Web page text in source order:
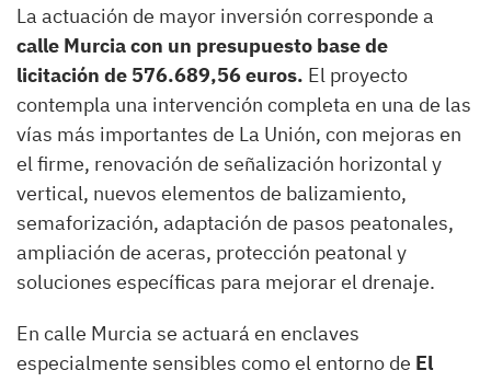
La actuación de mayor inversión corresponde a
calle Murciacon un presupuesto base de
licitación de 576.689,56 euros. El proyecto
contempla una intervención completa en una de las
vías más importantes de La Unión, con mejoras en
el firme, renovación de señalización horizontal y
vertical, nuevos elementos de balizamiento,
semaforización, adaptación de pasos peatonales,
ampliación de aceras, protección peatonal y
soluciones específicas para mejorar el drenaje.
En calle Murcia se actuará en enclaves
especialmente sensibles como el entorno de El